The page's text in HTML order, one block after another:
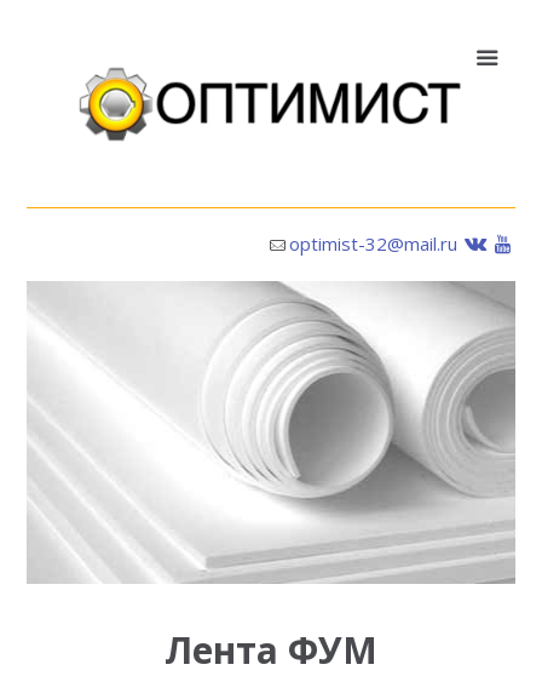
optimist-32@mail.ru
Лента ФУМ